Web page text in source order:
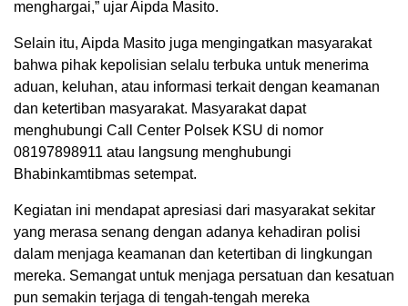
menghargai,” ujar Aipda Masito.
Selain itu, Aipda Masito juga mengingatkan masyarakat
bahwa pihak kepolisian selalu terbuka untuk menerima
aduan, keluhan, atau informasi terkait dengan keamanan
dan ketertiban masyarakat. Masyarakat dapat
menghubungi Call Center Polsek KSU di nomor
08197898911 atau langsung menghubungi
Bhabinkamtibmas setempat.
Kegiatan ini mendapat apresiasi dari masyarakat sekitar
yang merasa senang dengan adanya kehadiran polisi
dalam menjaga keamanan dan ketertiban di lingkungan
mereka. Semangat untuk menjaga persatuan dan kesatuan
pun semakin terjaga di tengah-tengah mereka